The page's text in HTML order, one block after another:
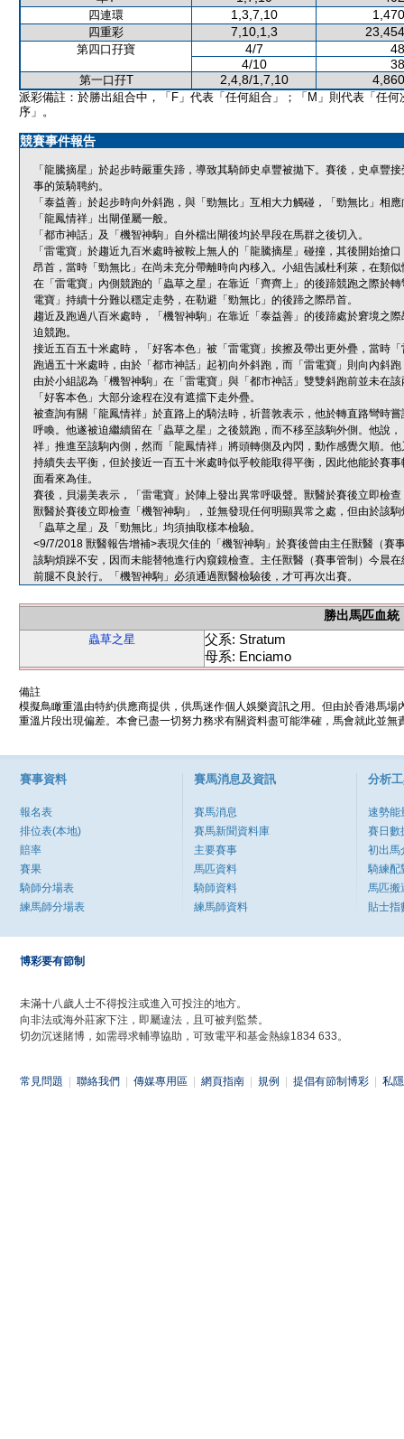
四連環 1,3,7,10
四重彩 7,10,1,3
第四口孖寶 4/7
4/10
第一口孖T 2,4,8/1,7,10
派彩備註：於勝出組合中，「F」代表「任何組合」；「M」則代表「任何
序」。
競賽事件報告
「龍騰摘星」於起步時嚴重失蹄，導致其騎師史卓豐被拋下。賽後，史卓豐
事的策騎聘約。
「泰益善」於起步時向外斜跑，與「勁無比」互相大力觸碰，「勁無比」相
「龍鳳情祥」出閘僅屬一般。
「都市神話」及「機智神駒」自外檔出閘後均於早段在馬群之後切入。
「雷電寶」於趨近九百米處時被鞍上無人的「龍騰摘星」碰撞，其後開始搶
昂首，當時「勁無比」在尚未充分帶離時向內移入。小組告誡杜利萊，在類
在「雷電寶」內側競跑的「蟲草之星」在靠近「齊齊上」的後蹄競跑之際於
電寶」持續十分難以穩定走勢，在勒避「勁無比」的後蹄之際昂首。
趨近及跑過八百米處時，「機智神駒」在靠近「泰益善」的後蹄處於窘境之
迫競跑。
接近五百五十米處時，「好客本色」被「雷電寶」挨擦及帶出更外疊，當時
跑過五十米處時，由於「都市神話」起初向外斜跑，而「雷電寶」則向內斜
由於小組認為「機智神駒」在「雷電寶」與「都市神話」雙雙斜跑前並未在
「好客本色」大部分途程在沒有遮擋下走外疊。
被查詢有關「龍鳳情祥」於直路上的騎法時，祈普敦表示，他於轉直路彎時
呼喚。他遂被迫繼續留在「蟲草之星」之後競跑，而不移至該駒外側。他說
祥」推進至該駒內側，然而「龍鳳情祥」將頭轉側及內閃，動作感覺欠順。
持續失去平衡，但於接近一百五十米處時似乎較能取得平衡，因此他能於賽
面看來為佳。
賽後，貝湯美表示，「雷電寶」於陣上發出異常呼吸聲。獸醫於賽後立即檢
獸醫於賽後立即檢查「機智神駒」，並無發現任何明顯異常之處，但由於該
「蟲草之星」及「勁無比」均須抽取樣本檢驗。
<9/7/2018 獸醫報告增補>表現欠佳的「機智神駒」於賽後曾由主任獸醫（賽
該駒煩躁不安，因而未能替牠進行內窺鏡檢查。主任獸醫（賽事管制）今晨
前腿不良於行。「機智神駒」必須通過獸醫檢驗後，才可再次出賽。
勝出馬匹血統
蟲草之星
父系: Stratum
母系: Enciamo
備註
模擬鳥瞰重溫由特約供應商提供，供馬迷作個人娛樂資訊之用。但由於香港馬
重溫片段出現偏差。本會已盡一切努力務求有關資料盡可能準確，馬會就此並
賽事資料
報名表
排位表(本地)
賠率
賽果
騎師分場表
練馬師分場表
賽馬消息及資訊
賽馬消息
賽馬新聞資料庫
主要賽事
馬匹資料
騎師資料
練馬師資料
分析
速勢能
賽日數
初出馬
騎練配
馬匹搬
貼士指
博彩要有節制
未滿十八歲人士不得投注或進入可投注的地方。
向非法或海外莊家下注，即屬違法，且可被判監禁。
切勿沉迷賭博，如需尋求輔導協助，可致電平和基金熱線1834 633。
常見問題 聯絡我們 傳媒專用區 網頁指南 規例 提倡有節制博彩 私